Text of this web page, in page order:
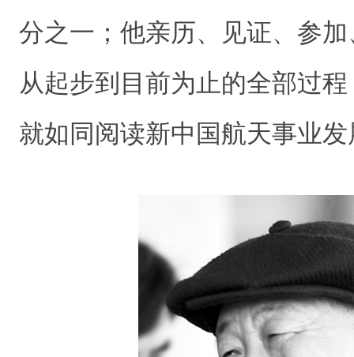
分之一；他亲历、见证、参
从起步到目前为止的全部过
就如同阅读新中国航天事业